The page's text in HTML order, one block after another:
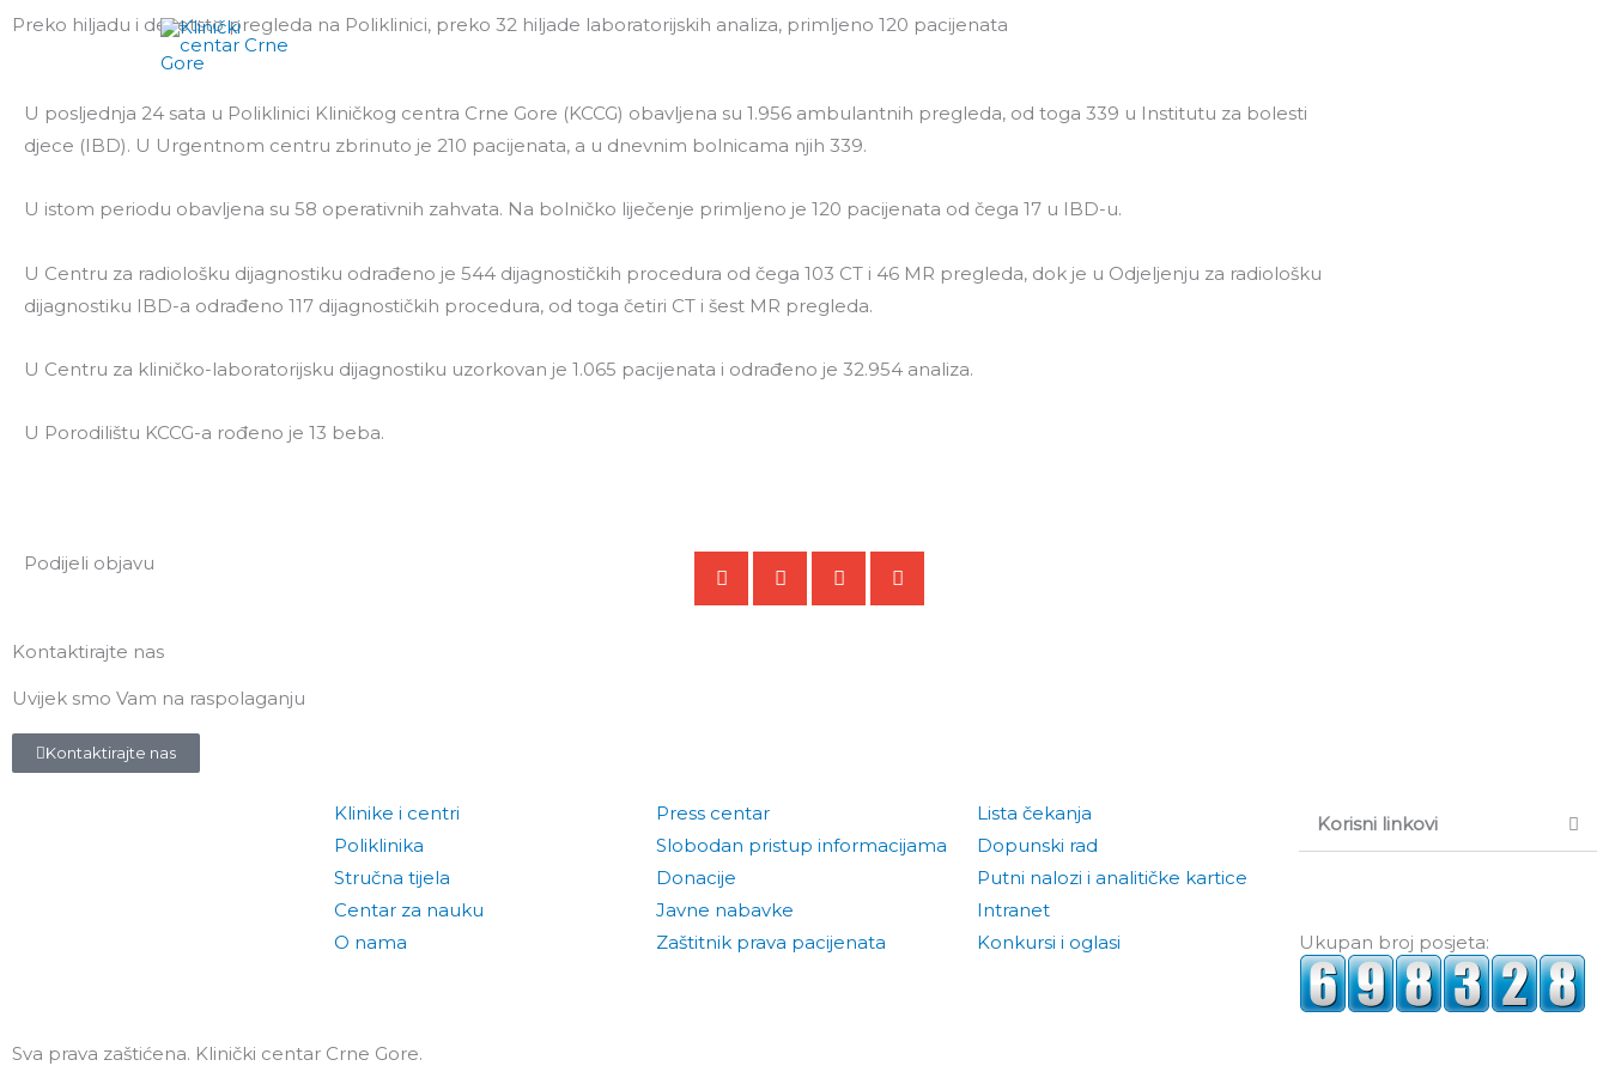
Pređi
Preko hiljadu i devetsto pregleda na Poliklinici, preko 32 hiljade laboratorijskih analiza, primljeno 120 pacijenata
U posljednja 24 sata u Poliklinici Kliničkog centra Crne Gore (KCCG) obavljena su 1.956 ambulantnih pregleda, od toga 339 u Institutu za bolesti
djece (IBD). U Urgentnom centru zbrinuto je 210 pacijenata, a u dnevnim bolnicama njih 339.
U istom periodu obavljena su 58 operativnih zahvata. Na bolničko liječenje primljeno je 120 pacijenata od čega 17 u IBD-u.
U Centru za radiološku dijagnostiku odrađeno je 544 dijagnostičkih procedura od čega 103 CT i 46 MR pregleda, dok je u Odjeljenju za radiološku
dijagnostiku IBD-a odrađeno 117 dijagnostičkih procedura, od toga četiri CT i šest MR pregleda.
U Centru za kliničko-laboratorijsku dijagnostiku uzorkovan je 1.065 pacijenata i odrađeno je 32.954 analiza.
U Porodilištu KCCG-a rođeno je 13 beba.
Podijeli objavu
Kontaktirajte nas
Uvijek smo Vam na raspolaganju
Kontaktirajte nas
Klinike i centri
Poliklinika
Stručna tijela
Centar za nauku
O nama
Press centar
Slobodan pristup informacijama
Donacije
Javne nabavke
Zaštitnik prava pacijenata
Lista čekanja
Dopunski rad
Putni nalozi i analitičke kartice
Intranet
Konkursi i oglasi
Korisni linkovi
Ukupan broj posjeta:
Sva prava zaštićena. Klinički centar Crne Gore.